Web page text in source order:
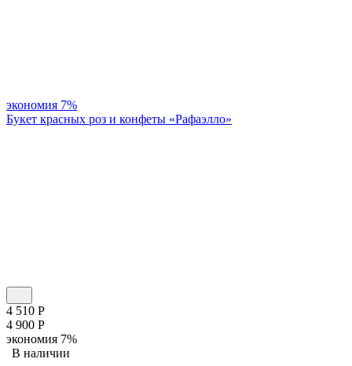
экономия 7%
Букет красных роз и конфеты «Рафаэлло»
4 510 Р
4 900 Р
экономия 7%
В наличии